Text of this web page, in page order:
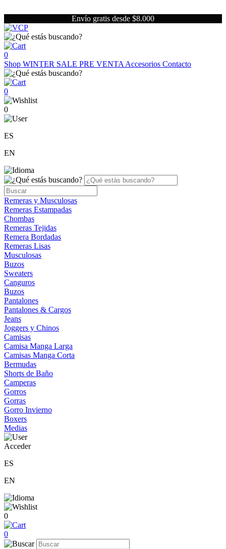
Envío gratis desde $8.000
0
Shop WINTER SALE PRE VENTA Accesorios Contacto
0
0
ES
EN
Remeras y Musculosas
Remeras Estampadas
Chombas
Remeras Tejidas
Remera Bordadas
Remeras Lisas
Musculosas
Buzos
Sweaters
Canguros
Buzos
Pantalones
Pantalones & Cargos
Jeans
Joggers y Chinos
Camisas
Camisa Manga Larga
Camisas Manga Corta
Bermudas
Shorts de Baño
Camperas
Gorros
Gorras
Gorro Invierno
Boxers
Medias
Acceder
ES
EN
0
0